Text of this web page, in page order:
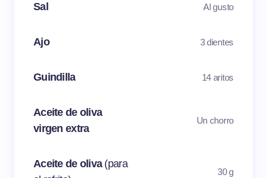
Sal Al gusto
Ajo 3 dientes
Guindilla 14 aritos
Aceite de oliva
virgen extra
Un chorro
Aceite de oliva (para
30 g